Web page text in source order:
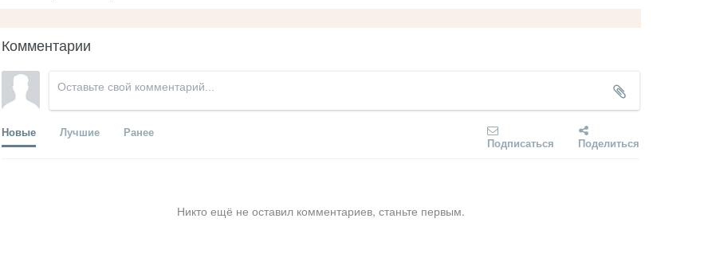
Комментарии
Новые Лучшие Ранее
Подписаться Поделиться
Никто ещё не оставил комментариев, станьте первым.